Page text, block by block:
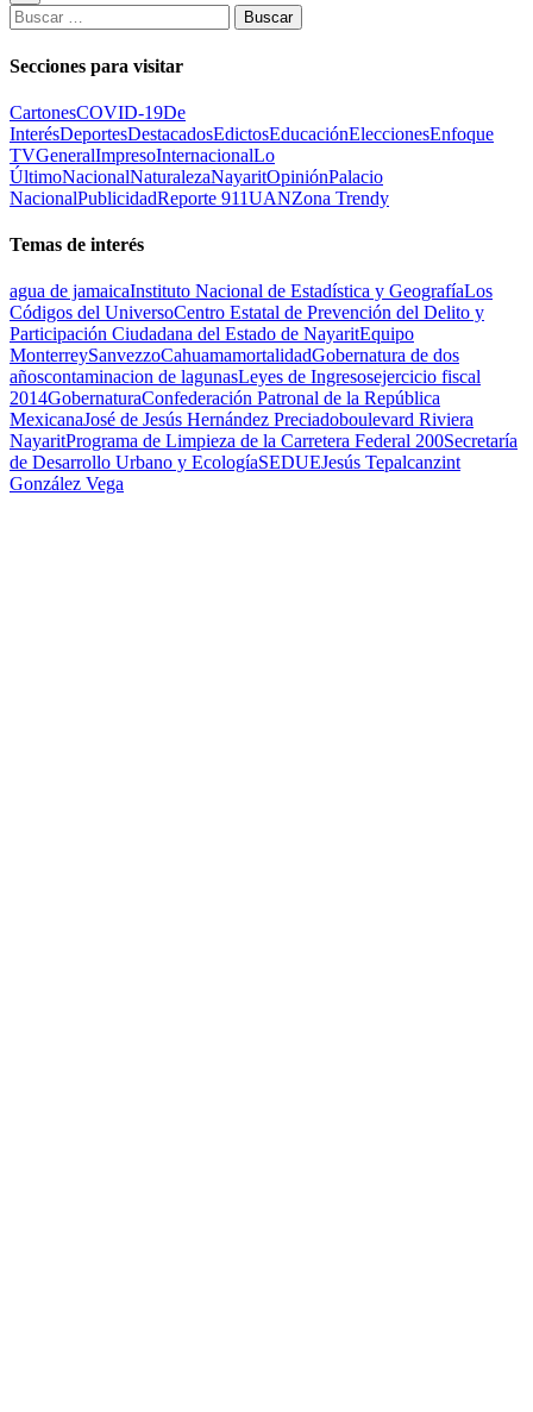
Buscar:
Secciones para visitar
CartonesCOVID-19De
InterésDeportesDestacadosEdictosEducaciónEleccionesEnfoque
TVGeneralImpresoInternacionalLo
ÚltimoNacionalNaturalezaNayaritOpiniónPalacio
NacionalPublicidadReporte 911UANZona Trendy
Temas de interés
agua de jamaicaInstituto Nacional de Estadística y GeografíaLos
Códigos del UniversoCentro Estatal de Prevención del Delito y
Participación Ciudadana del Estado de NayaritEquipo
MonterreySanvezzoCahuamamortalidadGobernatura de dos
añoscontaminacion de lagunasLeyes de Ingresosejercicio fiscal
2014GobernaturaConfederación Patronal de la República
MexicanaJosé de Jesús Hernández Preciadoboulevard Riviera
NayaritPrograma de Limpieza de la Carretera Federal 200Secretaría
de Desarrollo Urbano y EcologíaSEDUEJesús Tepalcanzint
González Vega